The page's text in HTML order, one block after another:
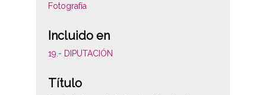
Fotografía
Incluido en
19.- DIPUTACIÓN
Título